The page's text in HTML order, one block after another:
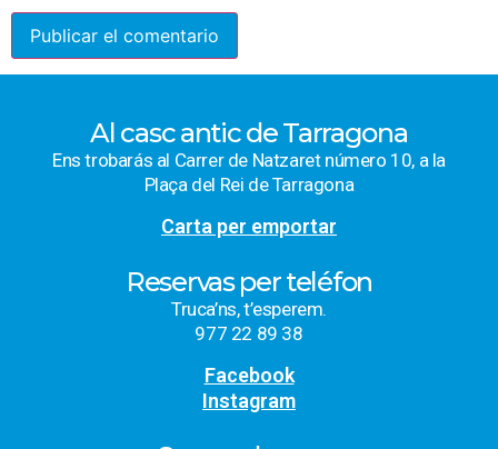
Al casc antic de Tarragona
Ens trobarás al Carrer de Natzaret número 10, a la
Plaça del Rei de Tarragona
Carta per emportar
Reservas per teléfon
Truca’ns, t’esperem.
977 22 89 38
Facebook
Instagram